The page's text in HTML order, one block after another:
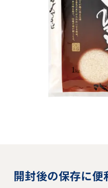
開封後の保存に便